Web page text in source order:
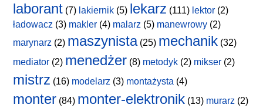
laborant (7) lakiernik (5) lekarz (111) lektor (2)
ładowacz (3) makler (4) malarz (5) manewrowy (2)
marynarz (2) maszynista(25) mechanik (32)
mediator (2) menedżer (8) metodyk (2) mikser (2)
mistrz (16) modelarz (3) montażysta (4)
monter (84) monter-elektronik (13) murarz (2)